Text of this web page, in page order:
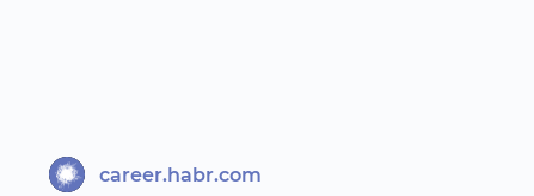
career.habr.com